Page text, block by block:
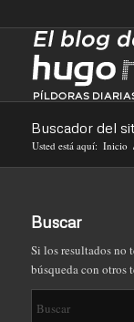
Buscador del
Usted está aquí: Inicio
Buscar
Si los resultados no
búsqueda con otros